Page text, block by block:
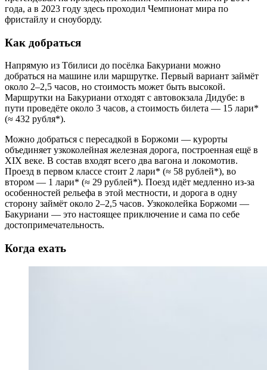
года, а в 2023 году здесь проходил Чемпионат мира по
фристайлу и сноуборду.
Как добраться
Напрямую из Тбилиси до посёлка Бакуриани можно
добраться на машине или маршрутке. Первый вариант займёт
около 2–2,5 часов, но стоимость может быть высокой.
Маршрутки на Бакуриани отходят с автовокзала Дидубе: в
пути проведёте около 3 часов, а стоимость билета — 15 лари*
(≈ 432 рубля*).
Можно добраться с пересадкой в Боржоми — курорты
объединяет узкоколейная железная дорога, построенная ещё в
XIX веке. В состав входят всего два вагона и локомотив.
Проезд в первом классе стоит 2 лари* (≈ 58 рублей*), во
втором — 1 лари* (≈ 29 рублей*). Поезд идёт медленно из-за
особенностей рельефа в этой местности, и дорога в одну
сторону займёт около 2–2,5 часов. Узкоколейка Боржоми —
Бакуриани — это настоящее приключение и сама по себе
достопримечательность.
Когда ехать